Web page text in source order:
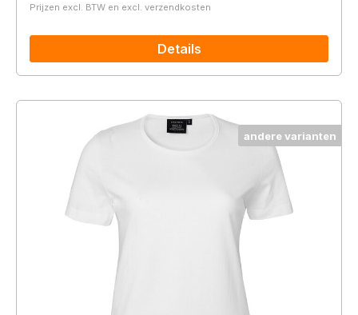
Prijzen excl. BTW en excl. verzendkosten
Details
andere varianten